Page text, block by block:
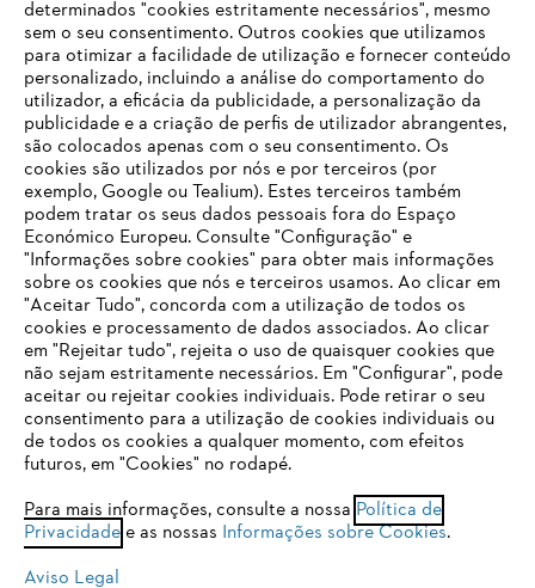
Empresa
FAQs Loja Online
Contacto
Condições gerais de venda Proteção de Dados
Sobre nós
O SEU NAVEGADOR NÃO SUPORTA
ESTE WEBSITE
Está utilizar um navegador que ainda não suportamos. Para
obter o melhor uso de nosso site, recomendamos que altere
para um dos seguintes navegadores:
firefox chrome
determinados "cookies estritamente necessários", mesmo
sem o seu consentimento. Outros cookies que utilizamos
para otimizar a facilidade de utilização e fornecer conteúdo
personalizado, incluindo a análise do comportamento do
utilizador, a eficácia da publicidade, a personalização da
publicidade e a criação de perfis de utilizador abrangentes,
são colocados apenas com o seu consentimento. Os
cookies são utilizados por nós e por terceiros (por
exemplo, Google ou Tealium). Estes terceiros também
podem tratar os seus dados pessoais fora do Espaço
Económico Europeu. Consulte "Configuração" e
"Informações sobre cookies" para obter mais informações
sobre os cookies que nós e terceiros usamos. Ao clicar em
"Aceitar Tudo", concorda com a utilização de todos os
cookies e processamento de dados associados. Ao clicar
em "Rejeitar tudo", rejeita o uso de quaisquer cookies que
não sejam estritamente necessários. Em "Configurar", pode
aceitar ou rejeitar cookies individuais. Pode retirar o seu
consentimento para a utilização de cookies individuais ou
de todos os cookies a qualquer momento, com efeitos
futuros, em "Cookies" no rodapé.
Para mais informações, consulte a nossa Política de
Privacidadee as nossas Informações sobre Cookies.
Aviso Legal